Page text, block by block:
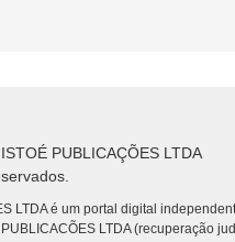
PUBLICAÇÕES LTDA
LTDA é um portal digital
LTDA (recuperação